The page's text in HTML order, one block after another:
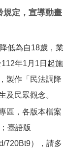
規定，宣導動畫
低為自18歲，業
年1月1日起施
製作「民法調降
及民眾觀念。
區，各版本檔案
；臺語版
720Bt9），請多